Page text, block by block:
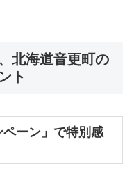
北海道音更町の
ト
ーン」で特別感